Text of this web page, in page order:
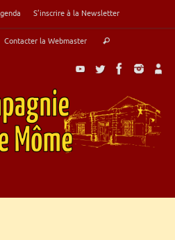
S’inscrire à la Newsletter
Contacter la Webmaster Rechercher